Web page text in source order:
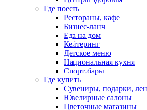
Где поесть
Рестораны, кафе
Бизнес-ланч
Еда на дом
Кейтеринг
Детское меню
Национальная кухня
Спорт-бары
Где купить
Сувениры, подарки, лен
Ювелирные салоны
Цветочные магазины